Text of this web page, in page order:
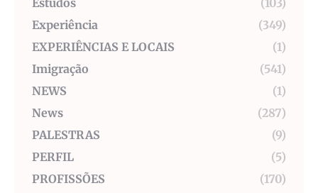
Estudos
(103)
Experiência
(349)
EXPERIÊNCIAS E LOCAIS
(1)
Imigração
(541)
NEWS
(1)
News
(287)
PALESTRAS
(9)
PERFIL
(5)
PROFISSÕES
(170)